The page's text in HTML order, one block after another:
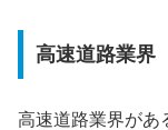
高速道路業界
高速道路業界があ